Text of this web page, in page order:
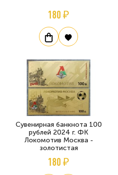
180 ₽
Сувенирная банкнота 100
рублей 2024 г. ФК
Локомотив Москва -
золотистая
180 ₽